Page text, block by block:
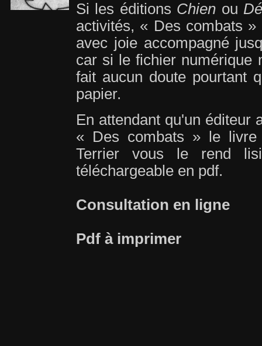
Si les éditions Chien ou
activités, « Des combats
avec joie accompagné
car si le fichier numérique
fait aucun doute pourtant
papier.
En attendant qu'un éditeur
« Des combats » le
Terrier vous le rend
téléchargeable en pdf.
Consultation en ligne
Pdf à imprimer